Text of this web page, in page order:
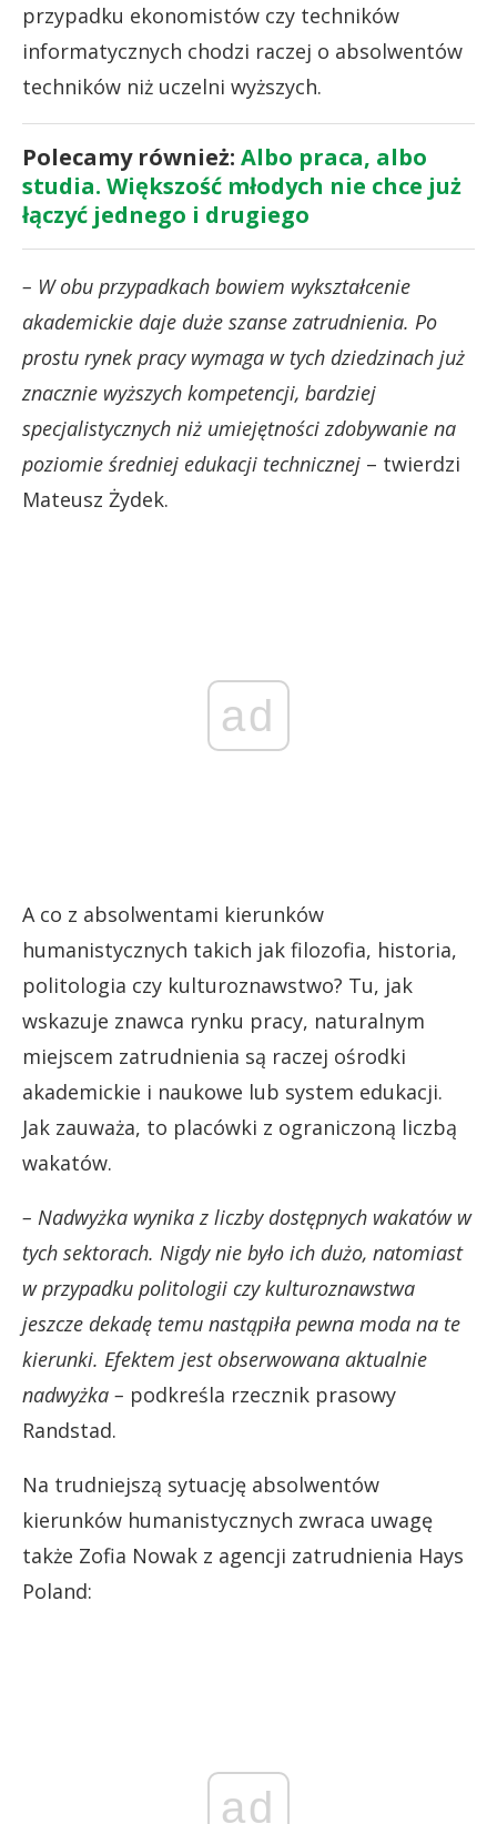
przypadku ekonomistów czy techników
informatycznych chodzi raczej o absolwentów
techników niż uczelni wyższych.
Polecamy również: Albo praca, albo
studia. Większość młodych nie chce już
łączyć jednego i drugiego
– W obu przypadkach bowiem wykształcenie
akademickie daje duże szanse zatrudnienia. Po
prostu rynek pracy wymaga w tych dziedzinach już
znacznie wyższych kompetencji, bardziej
specjalistycznych niż umiejętności zdobywanie na
poziomie średniej edukacji technicznej – twierdzi
Mateusz Żydek.
ad
A co z absolwentami kierunków
humanistycznych takich jak filozofia, historia,
politologia czy kulturoznawstwo? Tu, jak
wskazuje znawca rynku pracy, naturalnym
miejscem zatrudnienia są raczej ośrodki
akademickie i naukowe lub system edukacji.
Jak zauważa, to placówki z ograniczoną liczbą
wakatów.
– Nadwyżka wynika z liczby dostępnych wakatów w
tych sektorach. Nigdy nie było ich dużo, natomiast
w przypadku politologii czy kulturoznawstwa
jeszcze dekadę temu nastąpiła pewna moda na te
kierunki. Efektem jest obserwowana aktualnie
nadwyżka – podkreśla rzecznik prasowy
Randstad.
Na trudniejszą sytuację absolwentów
kierunków humanistycznych zwraca uwagę
także Zofia Nowak z agencji zatrudnienia Hays
Poland:
ad